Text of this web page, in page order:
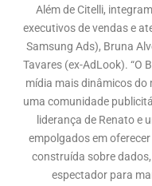
Além de Citelli,
executivos de vendas e
Samsung Ads), Bruna
Tavares (ex-AdLook). “O
mídia mais dinâmicos do
uma comunidade
liderança de Renato e
empolgados em
construída sobre
espectador para